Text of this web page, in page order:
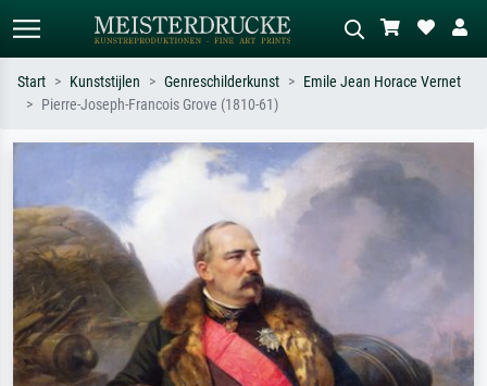
Zoek op kunstenaar, titel of stijl – bijv.
Monet, Sterrennacht, impressionisme,
Hokusai-golf, naakt.
Beschrijf de scène – bijv. groene
weide, abstract met veel rood, donker
olieverfschilderij, staand naakt naast
Start Kunststijlen Genreschilderkunst
Emile Jean Horace Vernet
Pierre-Joseph-Francois Grove (1810-61)